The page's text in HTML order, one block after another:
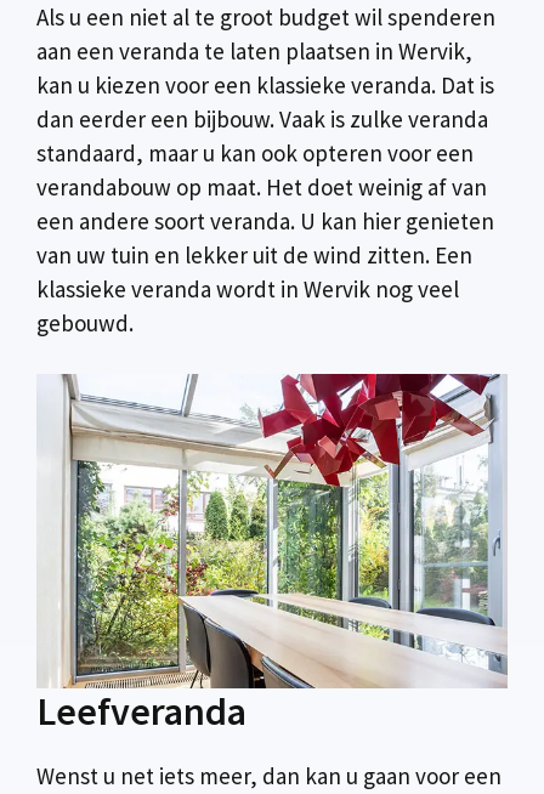
Als u een niet al te groot budget wil spenderen
aan een veranda te laten plaatsen in Wervik,
kan u kiezen voor een klassieke veranda. Dat is
dan eerder een bijbouw. Vaak is zulke veranda
standaard, maar u kan ook opteren voor een
verandabouw op maat. Het doet weinig af van
een andere soort veranda. U kan hier genieten
van uw tuin en lekker uit de wind zitten. Een
klassieke veranda wordt in Wervik nog veel
gebouwd.
Leefveranda
Wenst u net iets meer, dan kan u gaan voor een